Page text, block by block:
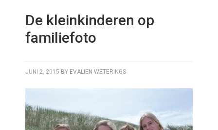
De kleinkinderen op
familiefoto
JUNI 2, 2015 BY EVALIEN WETERINGS